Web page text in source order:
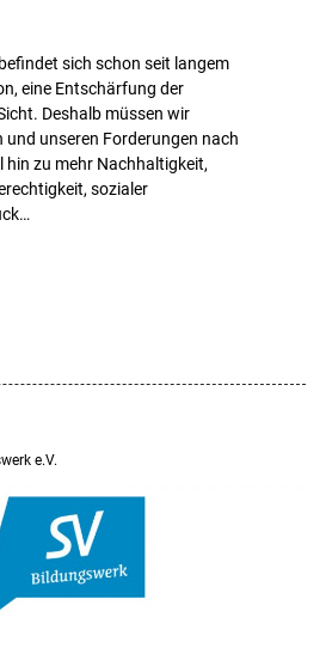
sich schon seit langem
eine Entschärfung der
Deshalb müssen wir
und unseren Forderungen nach
hin zu mehr Nachhaltigkeit,
sozialer
e.V.